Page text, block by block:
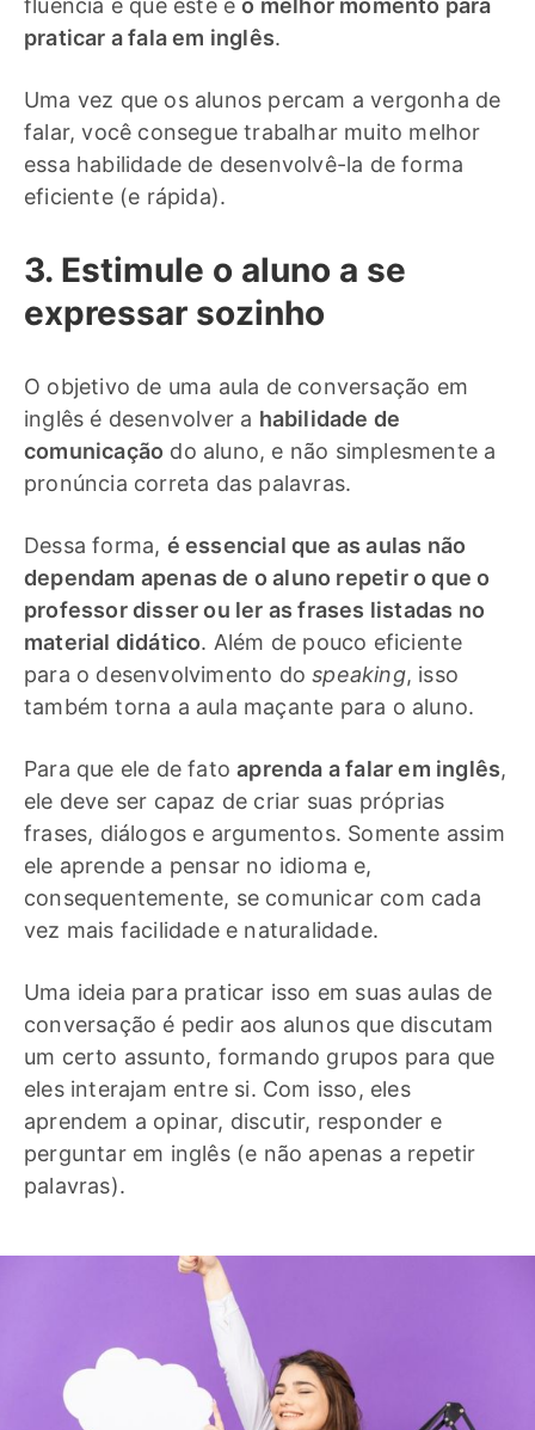
fluência e que este éo melhor momento para
praticar a fala em inglês.
Uma vez que os alunos percam a vergonha de
falar, você consegue trabalhar muito melhor
essa habilidade de desenvolvê-la de forma
eficiente (e rápida).
3. Estimule o aluno a se
expressar sozinho
O objetivo de uma aula de conversação em
inglês é desenvolver a habilidade de
comunicação do aluno, e não simplesmente a
pronúncia correta das palavras.
Dessa forma, é essencial que as aulas não
dependam apenas de o aluno repetir o que o
professor disser ou ler as frases listadas no
material didático. Além de pouco eficiente
para o desenvolvimento dospeaking, isso
também torna a aula maçante para o aluno.
Para que ele de fatoaprenda a falar em inglês,
ele deve ser capaz de criar suas próprias
frases, diálogos e argumentos. Somente assim
ele aprende a pensar no idioma e,
consequentemente, se comunicar com cada
vez mais facilidade e naturalidade.
Uma ideia para praticar isso em suas aulas de
conversação é pedir aos alunos que discutam
um certo assunto, formando grupos para que
eles interajam entre si. Com isso, eles
aprendem a opinar, discutir, responder e
perguntar em inglês (e não apenas a repetir
palavras).